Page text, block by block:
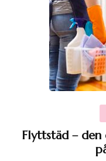
Flyttstäd –